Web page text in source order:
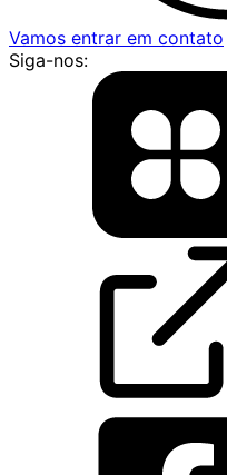
Vamos entrar em contato
Siga-nos: